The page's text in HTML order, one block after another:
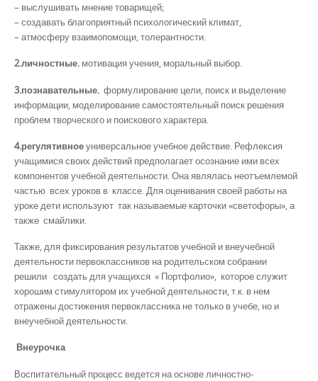
– выслушивать мнение товарищей;
– создавать благоприятный психологический климат,
– атмосферу взаимопомощи, толерантности.
2.личностные. мотивация учения, моральный выбор.
3.познавательные. формулирование цели, поиск и выделение
информации, моделирование самостоятельный поиск решения
проблем творческого и поискового характера.
4.регулятивноеуниверсальное учебное действие. Рефлексия
учащимися своих действий предполагает осознание ими всех
компонентов учебной деятельности. Она являлась неотъемлемой
частью всех уроков в классе. Для оценивания своей работы на
уроке дети используют так называемые карточки «светофоры», а
также смайлики.
Также, для фиксирования результатов учебной и внеучебной
деятельности первоклассников на родительском собрании
решили создать для учащихся « Портфолио», которое служит
хорошим стимулятором их учебной деятельности, т.к. в нем
отражены достижения первоклассника не только в учебе, но и
внеучебной деятельности.
Внеурочка
Воспитательный процесс ведется на основе личностно-